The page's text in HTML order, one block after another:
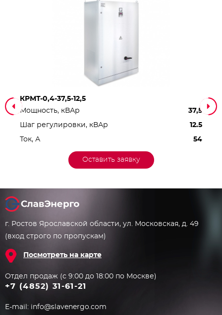
КРМТ-0,4-37,5-12,5
Мощность, кВАр
37,5
Шаг регулировки, кВАр 12.5
Ток, А 54
Оставить заявку
г. Ростов Ярославской области, ул. Московская, д. 49
(вход строго по пропускам)
Посмотреть на карте
Отдел продаж (с 9:00 до 18:00 по Москве)
+7 (4852) 31-61-21
E-mail: info@slavenergo.com